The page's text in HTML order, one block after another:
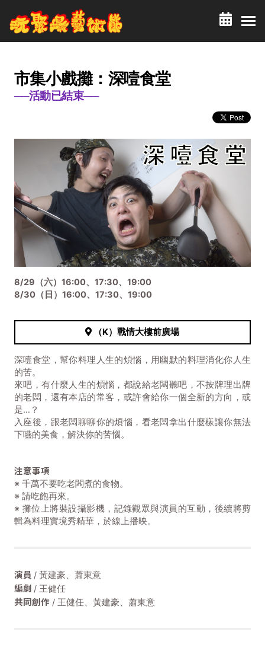
市集小戲攤：深噎食堂
──活動已結束──
8/29（六）16:00、17:30、19:00
8/30（日）16:00、17:30、19:00
（K）戰情大樓前廣場
深噎食堂，幫你料理人生的煩惱，用幽默的料理消化你人生
的苦。
來吧，有什麼人生的煩惱，都說給老闆聽吧，不按牌理出牌
的老闆，還有本店的常客，或許會給你一個全新的方向，或
是…？
入座後，跟老闆聊聊你的煩惱，看老闆拿出什麼樣讓你無法
下嚥的美食，解決你的苦惱。
注意事項
※ 千萬不要吃老闆煮的食物。
※ 請吃飽再來。
※ 攤位上將裝設攝影機，記錄觀眾與演員的互動，後續將剪
輯為料理實境秀精華，於線上播映。
演員 / 黃建豪、蕭東意
編劇 / 王健任
共同創作 / 王健任、黃建豪、蕭東意